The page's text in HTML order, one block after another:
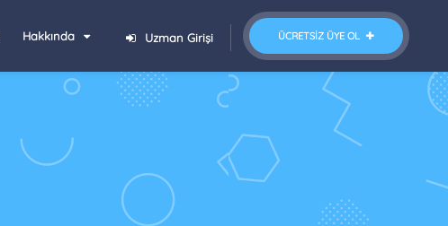
ÜCRETSIZ ÜYE OL
Uzman Girişi
Hakkında